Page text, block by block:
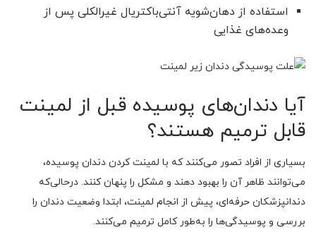
استفاده از دهان‌شویه آنتی‌باکتریال غیرالکلی پس از
وعده‌های غذایی
آیا دندان‌های پوسیده قبل از لمینت
قابل ترمیم هستند؟
بسیاری از افراد تصور می‌کنند که با لمینت کردن دندان پوسیده،
می‌توانند ظاهر آن را بهبود دهند و مشکل را پنهان کنند. درحالی‌که
دندانپزشکان حرفه‌ای، پیش از انجام لمینت، ابتدا وضعیت دندان را
بررسی و پوسیدگی‌ها را به‌طور کامل ترمیم می‌کنند.